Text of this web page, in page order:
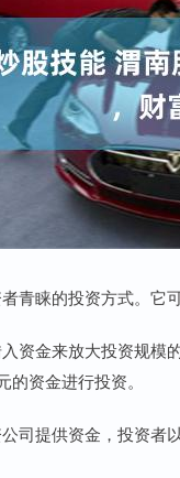
青睐的投资方式。它
资金来放大投资规
资金进行投资。
司提供资金，投资